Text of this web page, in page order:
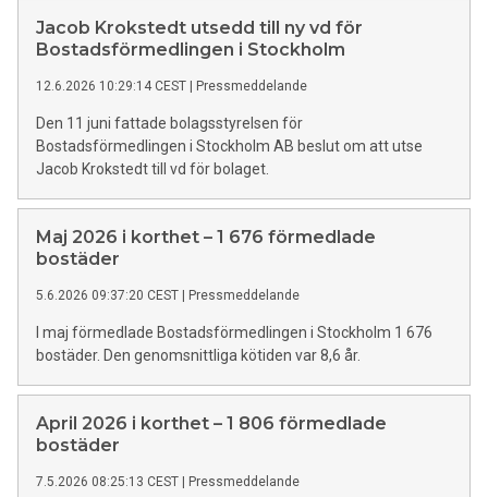
Jacob Krokstedt utsedd till ny vd för
Bostadsförmedlingen i Stockholm
12.6.2026 10:29:14 CEST Pressmeddelande
Den 11 juni fattade bolagsstyrelsen för
Bostadsförmedlingen i Stockholm AB beslut om att utse
Jacob Krokstedt till vd för bolaget.
Maj 2026 i korthet – 1 676 förmedlade
bostäder
5.6.2026 09:37:20 CEST Pressmeddelande
I maj förmedlade Bostadsförmedlingen i Stockholm 1 676
bostäder. Den genomsnittliga kötiden var 8,6 år.
April 2026 i korthet – 1 806 förmedlade
bostäder
7.5.2026 08:25:13 CEST Pressmeddelande